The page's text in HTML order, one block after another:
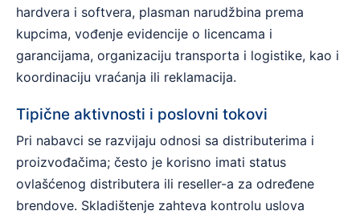
hardvera i softvera, plasman narudžbina prema
kupcima, vođenje evidencije o licencama i
garancijama, organizaciju transporta i logistike, kao i
koordinaciju vraćanja ili reklamacija.
Tipične aktivnosti i poslovni tokovi
Pri nabavci se razvijaju odnosi sa distributerima i
proizvođačima; često je korisno imati status
ovlašćenog distributera ili reseller-a za određene
brendove. Skladištenje zahteva kontrolu uslova